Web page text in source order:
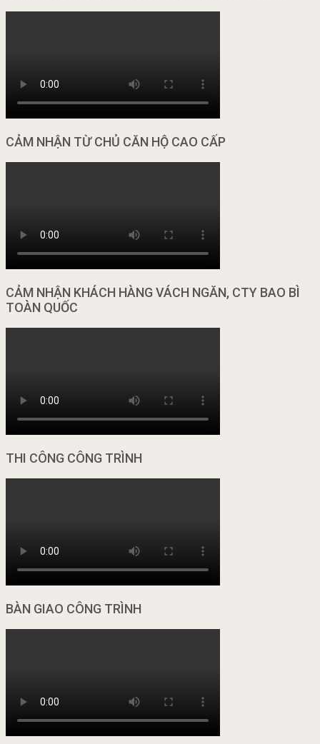
CẢM NHẬN TỪ CHỦ CĂN HỘ CAO CẤP
CẢM NHẬN KHÁCH HÀNG VÁCH NGĂN, CTY BAO BÌ
TOÀN QUỐC
THI CÔNG CÔNG TRÌNH
BÀN GIAO CÔNG TRÌNH